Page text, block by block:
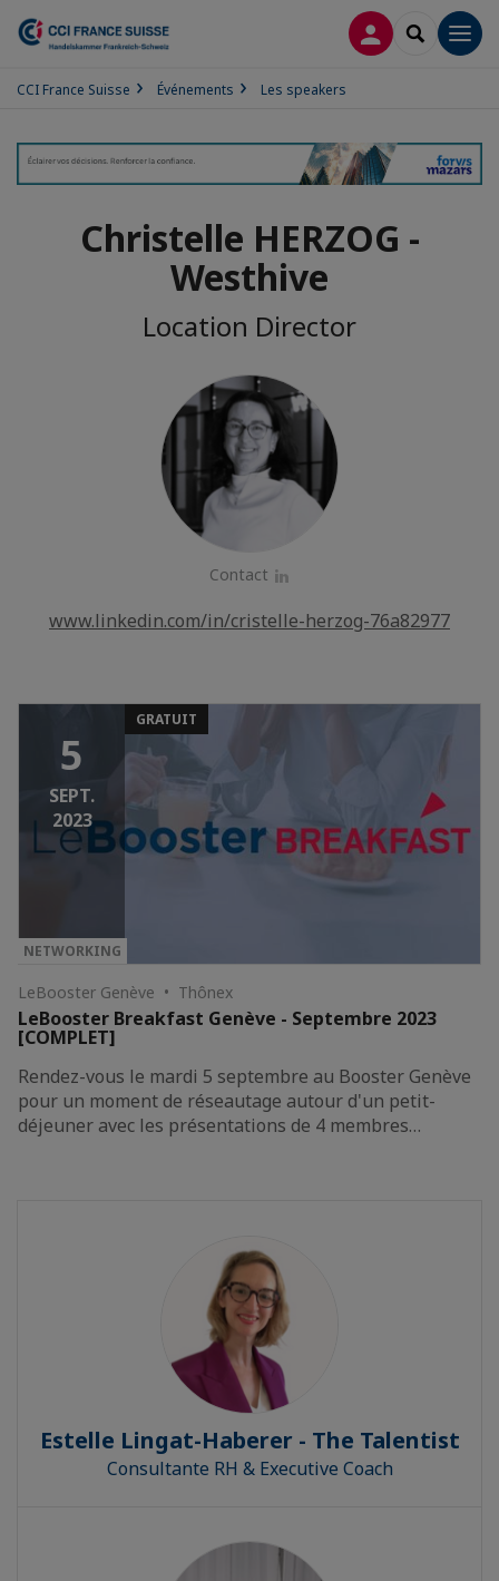
CONNEXION
CCI France Suisse Événements Les speakers
Christelle HERZOG -
Westhive
Location Director
Contact
www.linkedin.com/in/cristelle-herzog-76a82977
5
SEPT.
2023
GRATUIT
NETWORKING
LeBooster Genève • Thônex
LeBooster Breakfast Genève - Septembre 2023
[COMPLET]
Rendez-vous le mardi 5 septembre au Booster Genève
pour un moment de réseautage autour d'un petit-
déjeuner avec les présentations de 4 membres…
Estelle Lingat-Haberer - The Talentist
Consultante RH & Executive Coach